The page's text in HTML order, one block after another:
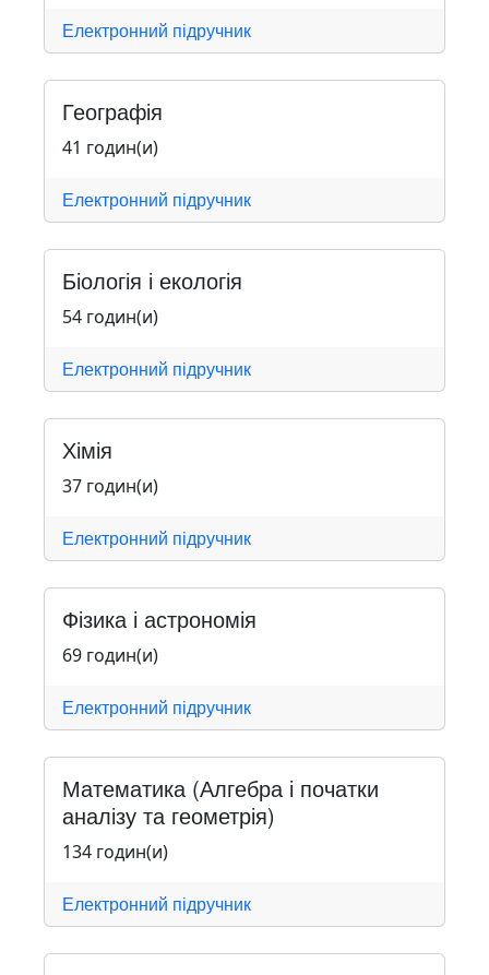
Електронний підручник
Географія
41 годин(и)
Електронний підручник
Біологія і екологія
54 годин(и)
Електронний підручник
Хімія
37 годин(и)
Електронний підручник
Фізика і астрономія
69 годин(и)
Електронний підручник
Математика (Алгебра і початки
аналізу та геометрія)
134 годин(и)
Електронний підручник